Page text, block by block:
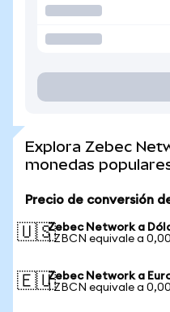
Explora Zebec
monedas
Precio de conversión
🇺🇸Zebec Network a
1 ZBCN equivale a
🇪🇺Zebec Network a
1 ZBCN equivale a